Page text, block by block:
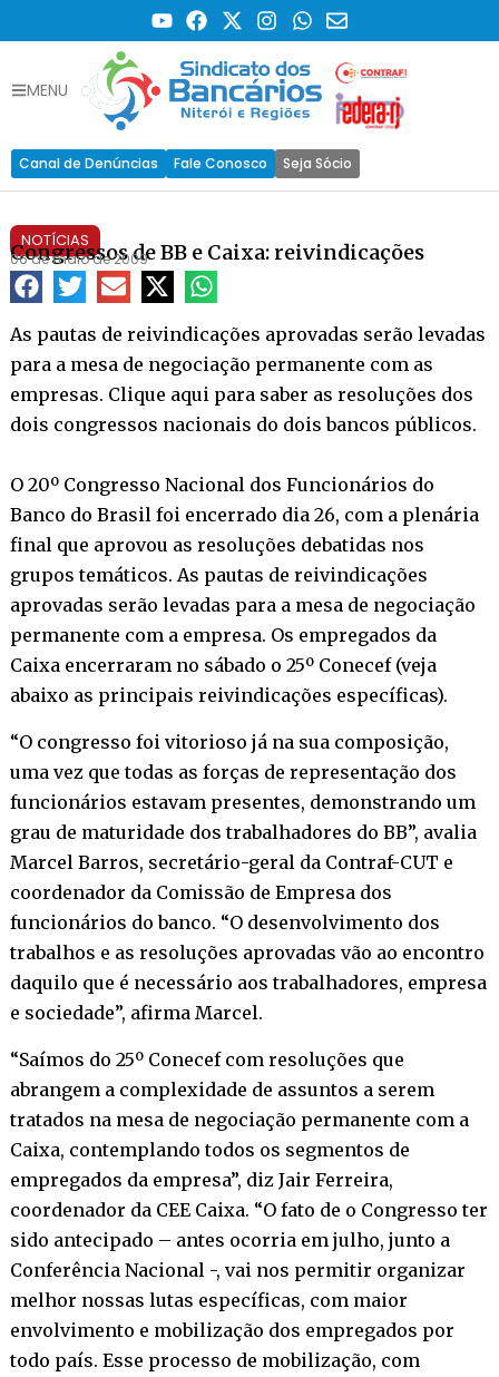
MENU
Canal de Denúncias Fale Conosco Seja Sócio
NOTÍCIAS
Congressos de BB e Caixa: reivindicações
06 de maio de 2009
As pautas de reivindicações aprovadas serão levadas
para a mesa de negociação permanente com as
empresas. Clique aqui para saber as resoluções dos
dois congressos nacionais do dois bancos públicos.
O 20º Congresso Nacional dos Funcionários do
Banco do Brasil foi encerrado dia 26, com a plenária
final que aprovou as resoluções debatidas nos
grupos temáticos. As pautas de reivindicações
aprovadas serão levadas para a mesa de negociação
permanente com a empresa. Os empregados da
Caixa encerraram no sábado o 25º Conecef (veja
abaixo as principais reivindicações específicas).
“O congresso foi vitorioso já na sua composição,
uma vez que todas as forças de representação dos
funcionários estavam presentes, demonstrando um
grau de maturidade dos trabalhadores do BB”, avalia
Marcel Barros, secretário-geral da Contraf-CUT e
coordenador da Comissão de Empresa dos
funcionários do banco. “O desenvolvimento dos
trabalhos e as resoluções aprovadas vão ao encontro
daquilo que é necessário aos trabalhadores, empresa
e sociedade”, afirma Marcel.
“Saímos do 25º Conecef com resoluções que
abrangem a complexidade de assuntos a serem
tratados na mesa de negociação permanente com a
Caixa, contemplando todos os segmentos de
empregados da empresa”, diz Jair Ferreira,
coordenador da CEE Caixa. “O fato de o Congresso ter
sido antecipado – antes ocorria em julho, junto a
Conferência Nacional -, vai nos permitir organizar
melhor nossas lutas específicas, com maior
envolvimento e mobilização dos empregados por
todo país. Esse processo de mobilização, com